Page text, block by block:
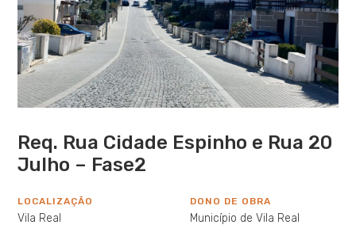
Req. Rua Cidade Espinho e Rua 20
Julho – Fase2
LOCALIZAÇÃO
Vila Real
DONO DE OBRA
Município de Vila Real